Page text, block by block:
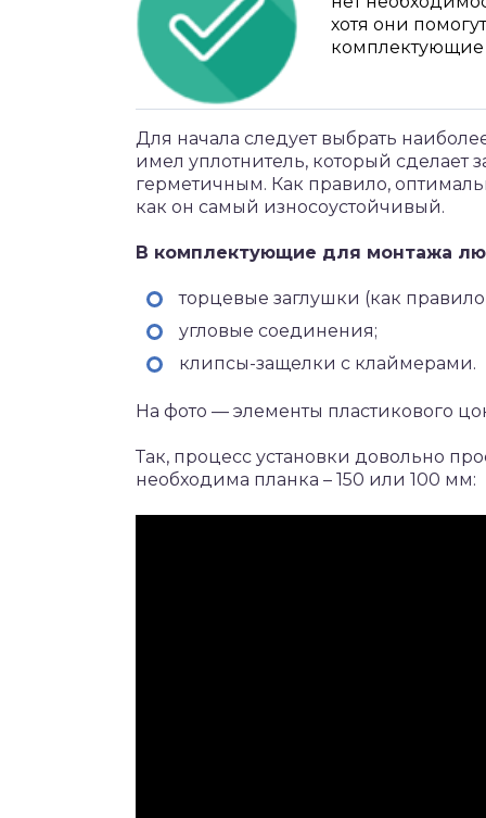
хотя они
комплектующие
Для начала следует выбрать
имел уплотнитель, который
герметичным. Как правило,
как он самый износоустойчивый.
В комплектующие для монтажа
торцевые заглушки (как
угловые соединения;
клипсы-защелки с клаймерами.
На фото — элементы пластикового
Так, процесс установки довольно
необходима планка – 150 или 100 мм: